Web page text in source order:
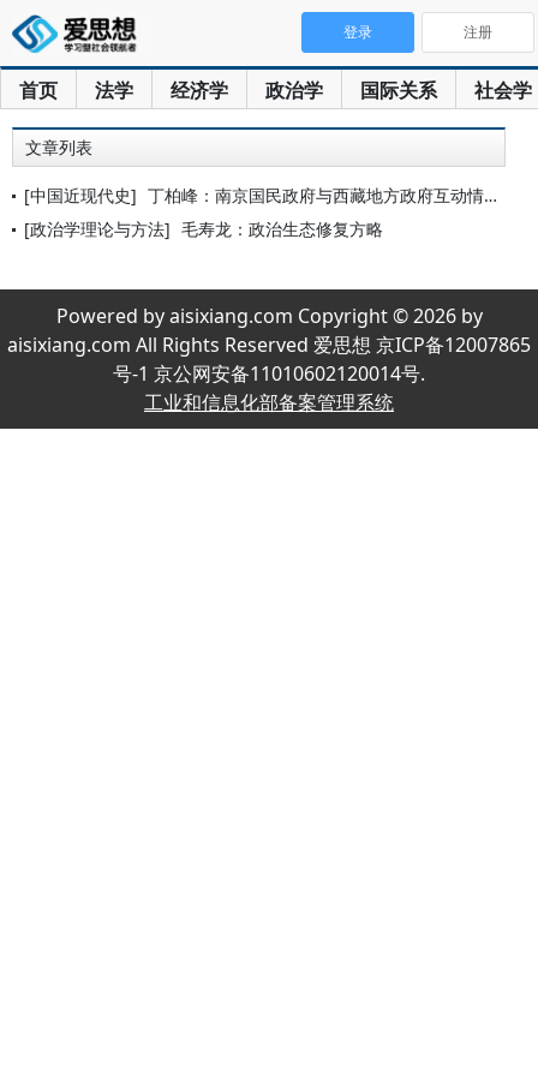
首页 法学 经济学 政治学 国际关系 社会学
登录 注册
文章列表
[中国近现代史] 丁柏峰：南京国民政府与西藏地方政府互动情况述论
[政治学理论与方法] 毛寿龙：政治生态修复方略
Powered by aisixiang.com Copyright © 2026 by
aisixiang.com All Rights Reserved 爱思想 京ICP备12007865
号-1 京公网安备11010602120014号.
工业和信息化部备案管理系统